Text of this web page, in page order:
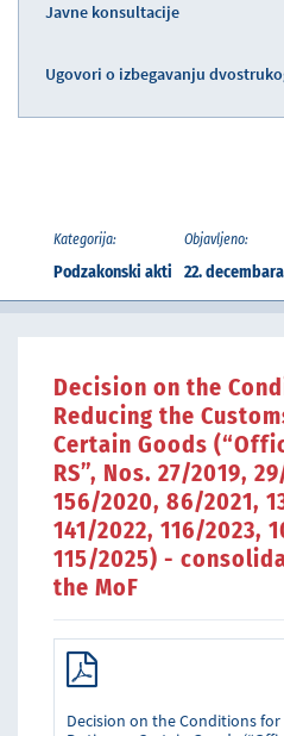
Javne konsultacije
Ugovori o izbegavanju
Kategorija:
Podzakonski akti
Objavljeno:
22.
Decision on the
Reducing the
Certain Goods
RS”, Nos. 27/2019,
156/2020, 86/2021,
141/2022, 116/2023,
115/2025) -
the MoF
Decision on the Conditions